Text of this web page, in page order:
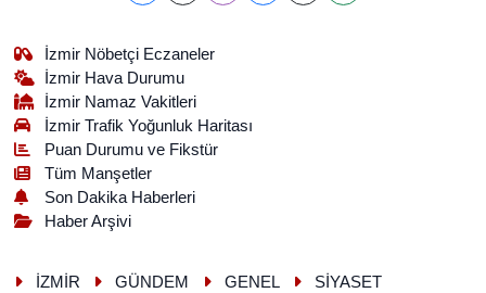
İzmir Nöbetçi Eczaneler
İzmir Hava Durumu
İzmir Namaz Vakitleri
İzmir Trafik Yoğunluk Haritası
Puan Durumu ve Fikstür
Tüm Manşetler
Son Dakika Haberleri
Haber Arşivi
İZMİR GÜNDEM GENEL
SİYASET